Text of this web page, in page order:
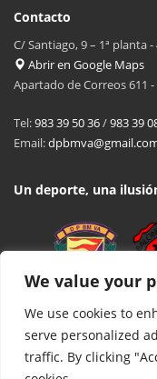
We value your
We use cookies to
serve personalized
traffic. By clicking
Contacto
C/ Santiago, 9 – 1ª planta
Abrir en Google Maps
Apartado de Correos 611
Tel:983 39 50 36/983 39
Email:
Un deporte, una